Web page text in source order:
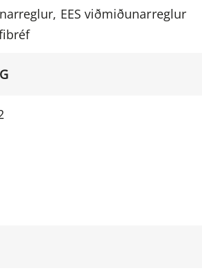
EES viðmiðunarreglur